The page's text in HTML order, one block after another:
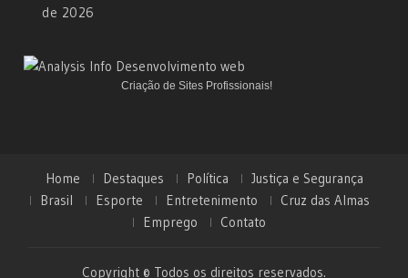
de 2026
Criação de Sites Profissionais!
Home Destaques Política
Justiça e Segurança
Brasil
Esporte Entretenimento
Cruz das Almas
Emprego
Contato
Copyright © Todos os direitos reservados.